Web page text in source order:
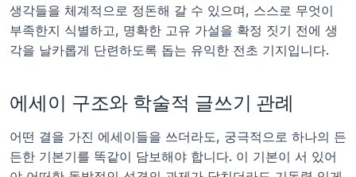
생각들을 체계적으로 정돈해 갈 수 있으며, 스스로 무엇이
부족한지 식별하고, 명확한 고유 가설을 확정 짓기 전에 생
각을 날카롭게 단련하도록 돕는 유익한 전초 기지입니다.
에세이 구조와 학술적 글쓰기 관례
어떤 결을 가진 에세이들을 쓰더라도, 궁극적으로 하나의 든
든한 기본기를 똑같이 담보해야 합니다. 이 기본이 서 있어